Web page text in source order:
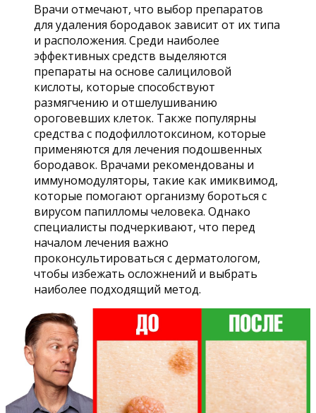
Врачи отмечают, что выбор препаратов
для удаления бородавок зависит от их типа
и расположения. Среди наиболее
эффективных средств выделяются
препараты на основе салициловой
кислоты, которые способствуют
размягчению и отшелушиванию
ороговевших клеток. Также популярны
средства с подофиллотоксином, которые
применяются для лечения подошвенных
бородавок. Врачами рекомендованы и
иммуномодуляторы, такие как имиквимод,
которые помогают организму бороться с
вирусом папилломы человека. Однако
специалисты подчеркивают, что перед
началом лечения важно
проконсультироваться с дерматологом,
чтобы избежать осложнений и выбрать
наиболее подходящий метод.